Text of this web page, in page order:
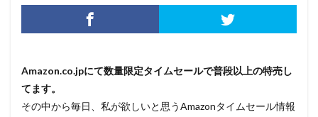
Amazon.co.jpにて数量限定タイムセールで普段以上の特売し
てます。
その中から毎日、私が欲しいと思うAmazonタイムセール情報